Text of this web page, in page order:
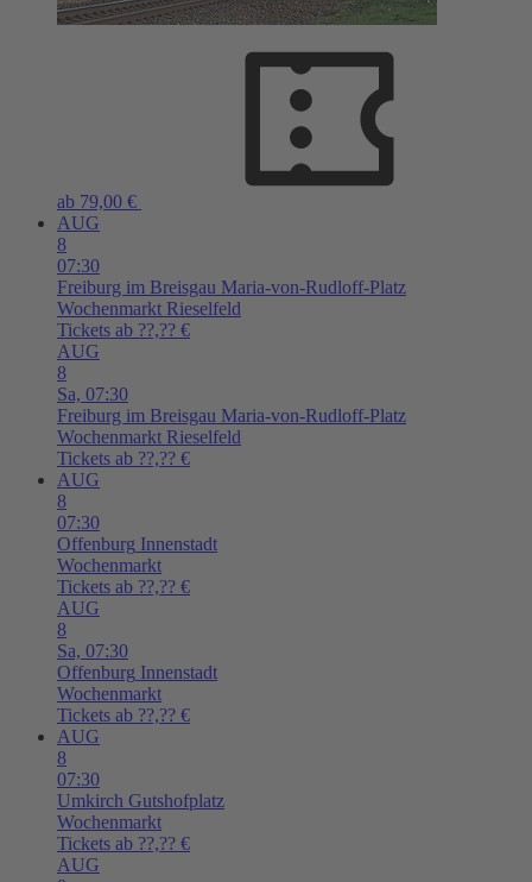
ab 79,00 €
AUG
8
07:30
Freiburg im Breisgau Maria-von-Rudloff-Platz
Wochenmarkt Rieselfeld
Tickets ab ??,?? €
AUG
8
Sa, 07:30
Freiburg im Breisgau Maria-von-Rudloff-Platz
Wochenmarkt Rieselfeld
Tickets ab ??,?? €
AUG
8
07:30
Offenburg Innenstadt
Wochenmarkt
Tickets ab ??,?? €
AUG
8
Sa, 07:30
Offenburg Innenstadt
Wochenmarkt
Tickets ab ??,?? €
AUG
8
07:30
Umkirch Gutshofplatz
Wochenmarkt
Tickets ab ??,?? €
AUG